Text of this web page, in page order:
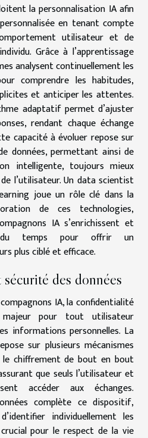
la personnalisation IA afin
en tenant compte
utilisateur et de
Grâce à l’apprentissage
analysent continuellement les
comprendre les habitudes,
et anticiper les attentes.
adaptatif permet d’ajuster
rendant chaque échange
capacité à évoluer repose sur
données, permettant ainsi de
intelligente, toujours mieux
l’utilisateur. Un data scientist
joue un rôle clé dans la
de ces technologies,
IA s’enrichissent et
temps pour offrir un
plus ciblé et efficace.
des données
IA, la confidentialité
pour tout utilisateur
informations personnelles. La
sur plusieurs mécanismes
le chiffrement de bout en bout
que seuls l’utilisateur et
accéder aux échanges.
complète ce dispositif,
individuellement les
pour le respect de la vie